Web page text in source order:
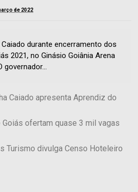
de 2022
durante encerramento dos
2021, no Ginásio Goiânia Arena
governador...
Caiado apresenta Aprendiz do
Goiás ofertam quase 3 mil vagas
Turismo divulga Censo Hoteleiro